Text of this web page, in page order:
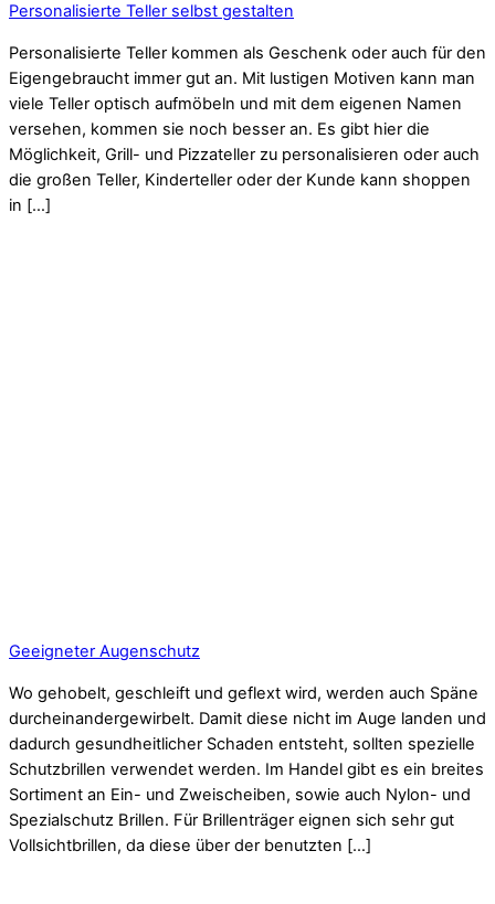
Personalisierte Teller selbst gestalten
Personalisierte Teller kommen als Geschenk oder auch für den
Eigengebraucht immer gut an. Mit lustigen Motiven kann man
viele Teller optisch aufmöbeln und mit dem eigenen Namen
versehen, kommen sie noch besser an. Es gibt hier die
Möglichkeit, Grill- und Pizzateller zu personalisieren oder auch
die großen Teller, Kinderteller oder der Kunde kann shoppen
in […]
Geeigneter Augenschutz
Wo gehobelt, geschleift und geflext wird, werden auch Späne
durcheinandergewirbelt. Damit diese nicht im Auge landen und
dadurch gesundheitlicher Schaden entsteht, sollten spezielle
Schutzbrillen verwendet werden. Im Handel gibt es ein breites
Sortiment an Ein- und Zweischeiben, sowie auch Nylon- und
Spezialschutz Brillen. Für Brillenträger eignen sich sehr gut
Vollsichtbrillen, da diese über der benutzten […]